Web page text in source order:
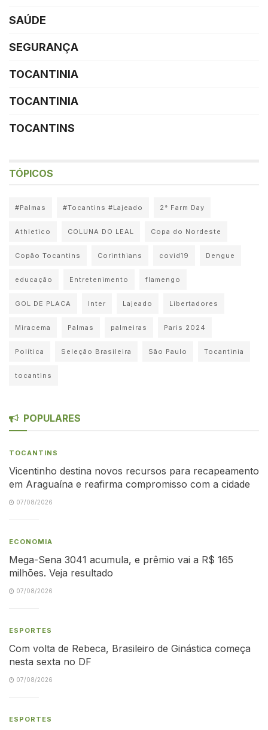
SAÚDE
SEGURANÇA
TOCANTINIA
TOCANTINIA
TOCANTINS
TÓPICOS
#Palmas #Tocantins #Lajeado 2° Farm Day
Athletico COLUNA DO LEAL Copa do Nordeste
Copão Tocantins Corinthians covid19 Dengue
educação Entretenimento flamengo
GOL DE PLACA Inter Lajeado Libertadores
Miracema Palmas palmeiras Paris 2024
Política Seleção Brasileira São Paulo Tocantinia
tocantins
POPULARES
TOCANTINS
Vicentinho destina novos recursos para recapeamento
em Araguaína e reafirma compromisso com a cidade
07/08/2026
ECONOMIA
Mega-Sena 3041 acumula, e prêmio vai a R$ 165
milhões. Veja resultado
07/08/2026
ESPORTES
Com volta de Rebeca, Brasileiro de Ginástica começa
nesta sexta no DF
07/08/2026
ESPORTES